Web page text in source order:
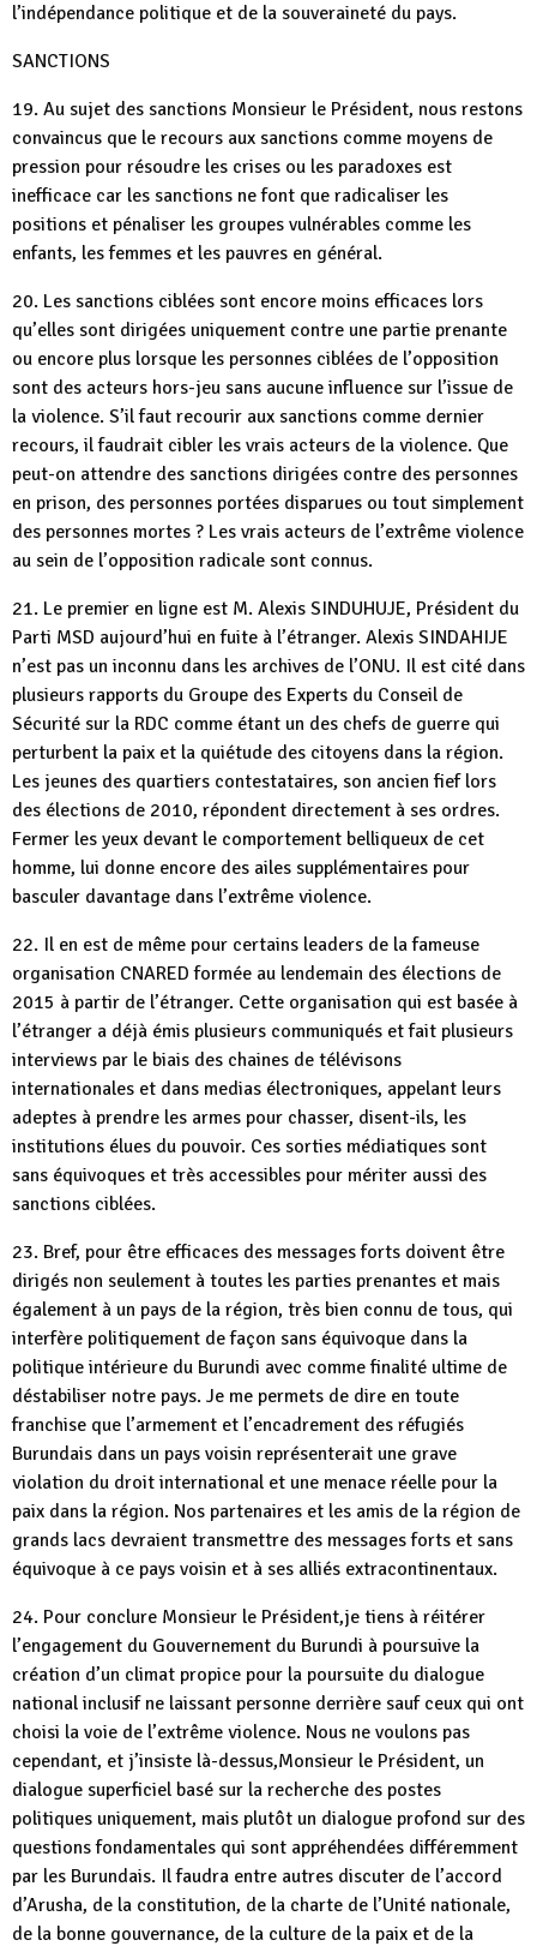
l’indépendance politique et de la souveraineté du pays.
SANCTIONS
19. Au sujet des sanctions Monsieur le Président, nous restons
convaincus que le recours aux sanctions comme moyens de
pression pour résoudre les crises ou les paradoxes est
inefficace car les sanctions ne font que radicaliser les
positions et pénaliser les groupes vulnérables comme les
enfants, les femmes et les pauvres en général.
20. Les sanctions ciblées sont encore moins efficaces lors
qu’elles sont dirigées uniquement contre une partie prenante
ou encore plus lorsque les personnes ciblées de l’opposition
sont des acteurs hors-jeu sans aucune influence sur l’issue de
la violence. S’il faut recourir aux sanctions comme dernier
recours, il faudrait cibler les vrais acteurs de la violence. Que
peut-on attendre des sanctions dirigées contre des personnes
en prison, des personnes portées disparues ou tout simplement
des personnes mortes ? Les vrais acteurs de l’extrême violence
au sein de l’opposition radicale sont connus.
21. Le premier en ligne est M. Alexis SINDUHUJE, Président du
Parti MSD aujourd’hui en fuite à l’étranger. Alexis SINDAHIJE
n’est pas un inconnu dans les archives de l’ONU. Il est cité dans
plusieurs rapports du Groupe des Experts du Conseil de
Sécurité sur la RDC comme étant un des chefs de guerre qui
perturbent la paix et la quiétude des citoyens dans la région.
Les jeunes des quartiers contestataires, son ancien fief lors
des élections de 2010, répondent directement à ses ordres.
Fermer les yeux devant le comportement belliqueux de cet
homme, lui donne encore des ailes supplémentaires pour
basculer davantage dans l’extrême violence.
22. Il en est de même pour certains leaders de la fameuse
organisation CNARED formée au lendemain des élections de
2015 à partir de l’étranger. Cette organisation qui est basée à
l’étranger a déjà émis plusieurs communiqués et fait plusieurs
interviews par le biais des chaines de télévisons
internationales et dans medias électroniques, appelant leurs
adeptes à prendre les armes pour chasser, disent-ils, les
institutions élues du pouvoir. Ces sorties médiatiques sont
sans équivoques et très accessibles pour mériter aussi des
sanctions ciblées.
23. Bref, pour être efficaces des messages forts doivent être
dirigés non seulement à toutes les parties prenantes et mais
également à un pays de la région, très bien connu de tous, qui
interfère politiquement de façon sans équivoque dans la
politique intérieure du Burundi avec comme finalité ultime de
déstabiliser notre pays. Je me permets de dire en toute
franchise que l’armement et l’encadrement des réfugiés
Burundais dans un pays voisin représenterait une grave
violation du droit international et une menace réelle pour la
paix dans la région. Nos partenaires et les amis de la région de
grands lacs devraient transmettre des messages forts et sans
équivoque à ce pays voisin et à ses alliés extracontinentaux.
24. Pour conclure Monsieur le Président,je tiens à réitérer
l’engagement du Gouvernement du Burundi à poursuive la
création d’un climat propice pour la poursuite du dialogue
national inclusif ne laissant personne derrière sauf ceux qui ont
choisi la voie de l’extrême violence. Nous ne voulons pas
cependant, et j’insiste là-dessus,Monsieur le Président, un
dialogue superficiel basé sur la recherche des postes
politiques uniquement, mais plutôt un dialogue profond sur des
questions fondamentales qui sont appréhendées différemment
par les Burundais. Il faudra entre autres discuter de l’accord
d’Arusha, de la constitution, de la charte de l’Unité nationale,
de la bonne gouvernance, de la culture de la paix et de la